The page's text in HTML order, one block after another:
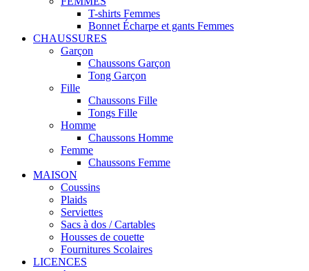
T-shirts Femmes
Bonnet Écharpe et gants Femmes
CHAUSSURES
Garçon
Chaussons Garçon
Tong Garçon
Fille
Chaussons Fille
Tongs Fille
Homme
Chaussons Homme
Femme
Chaussons Femme
MAISON
Coussins
Plaids
Serviettes
Sacs à dos / Cartables
Housses de couette
Fournitures Scolaires
LICENCES